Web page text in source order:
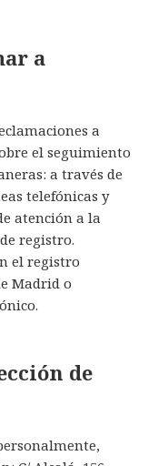
a
a
el seguimiento
a través de
telefónicas y
atención a la
registro.
el registro
Madrid o
de